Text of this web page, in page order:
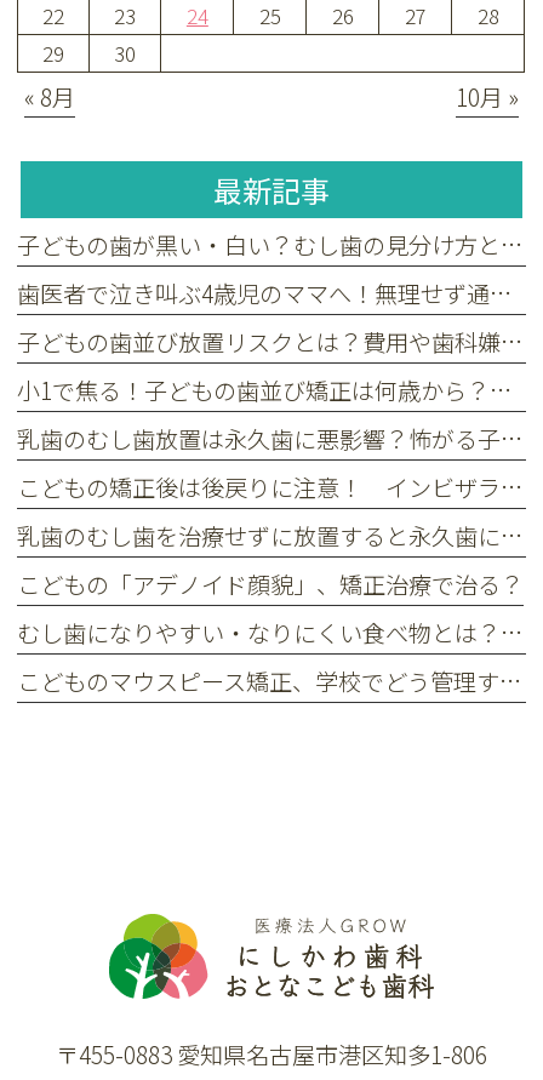
22
23 24 25 26 27
28
29
30
« 8月 10月 »
最新記事
子どもの歯が黒い・白い？むし歯の見分け方と嫌がる子の受診目安
歯医者で泣き叫ぶ4歳児のママへ！無理せず通える小児歯科の選び方
子どもの歯並び放置リスクとは？費用や歯科嫌いへの配慮も解説
小1で焦る！子どもの歯並び矯正は何歳から？受診を決める3つの基準
乳歯のむし歯放置は永久歯に悪影響？怖がる子供も安心な治療法
こどもの矯正後は後戻りに注意！ インビザライン・ファースト後のリテーナーについて
乳歯のむし歯を治療せずに放置すると永久歯にどんな影響がある？
こどもの「アデノイド顔貌」、矯正治療で治る？
むし歯になりやすい・なりにくい食べ物とは？ お菓子やおやつの選び方
こどものマウスピース矯正、学校でどう管理する？ 失くすのを防ぐポイント
〒455-0883 愛知県名古屋市港区知多1-806